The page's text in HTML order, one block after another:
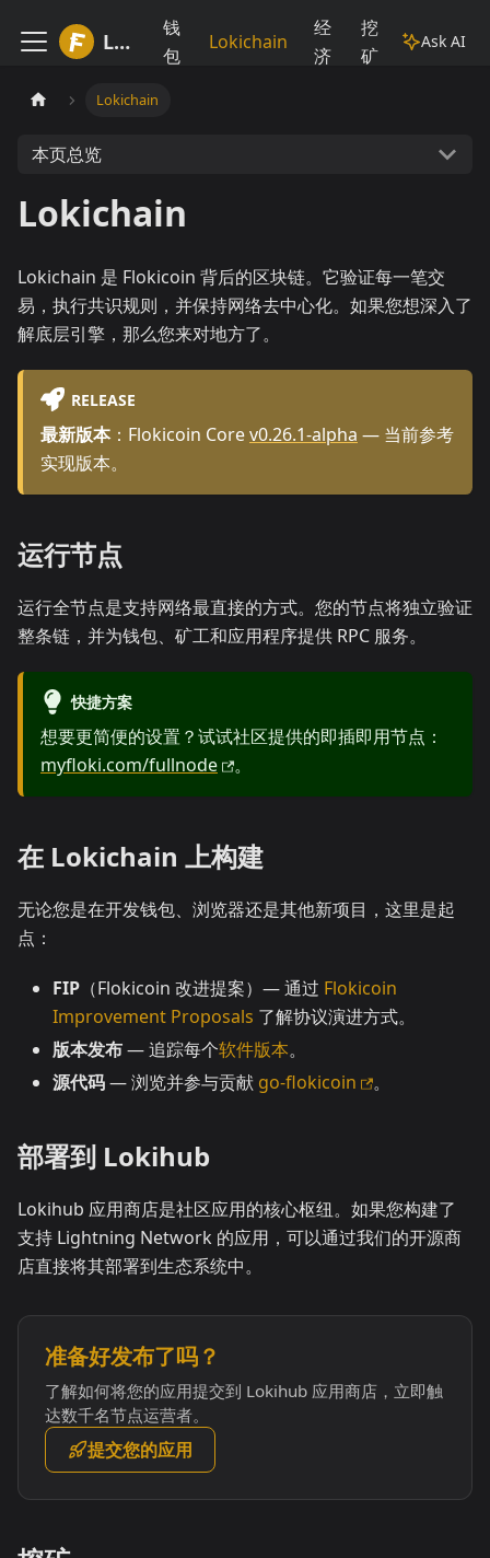
Lokiwiki
钱
包
Lokichain
经
济
挖
矿
Ask AI
Lokichain
本页总览
Lokichain
Lokichain 是 Flokicoin 背后的区块链。它验证每一笔交
易，执行共识规则，并保持网络去中心化。如果您想深入了
解底层引擎，那么您来对地方了。
RELEASE
最新版本：Flokicoin Corev0.26.1-alpha — 当前参考
实现版本。
运行节点
运行全节点是支持网络最直接的方式。您的节点将独立验证
整条链，并为钱包、矿工和应用程序提供 RPC 服务。
快捷方案
想要更简便的设置？试试社区提供的即插即用节点：
myfloki.com/fullnode
。
在 Lokichain 上构建
无论您是在开发钱包、浏览器还是其他新项目，这里是起
点：
FIP （Flokicoin 改进提案）— 通过 Flokicoin
Improvement Proposals 了解协议演进方式。
版本发布— 追踪每个软件版本。
源代码— 浏览并参与贡献 go-flokicoin 。
部署到 Lokihub
Lokihub 应用商店是社区应用的核心枢纽。如果您构建了
支持 Lightning Network 的应用，可以通过我们的开源商
店直接将其部署到生态系统中。
准备好发布了吗？
了解如何将您的应用提交到 Lokihub 应用商店，立即触
达数千名节点运营者。
提交您的应用